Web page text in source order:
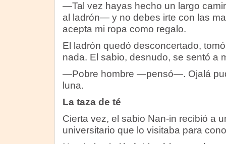
—Tal vez hayas hecho un largo
al ladrón— y no debes irte con las
acepta mi ropa como regalo.
El ladrón quedó desconcertado,
nada. El sabio, desnudo, se sentó a
—Pobre hombre —pensó—. Ojalá
luna.
La taza de té
Cierta vez, el sabio Nan-in recibió a
universitario que lo visitaba para